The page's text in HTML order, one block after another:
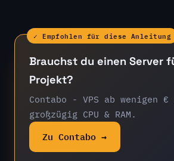
✓ Empfohlen für diese Anleitung
Brauchst du einen Server
Projekt?
Contabo - VPS ab wenigen
großzügig CPU & RAM.
Zu Contabo →